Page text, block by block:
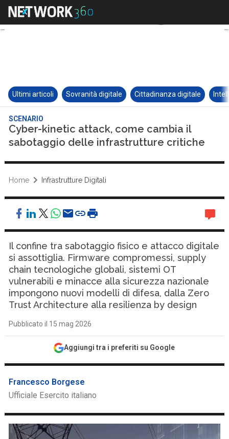
Ultimi articoli Sovranità digitale Cittadinanza digitale
SCENARIO
Cyber-kinetic attack, come cambia il
sabotaggio delle infrastrutture critiche
Home Infrastrutture Digitali
Il confine tra sabotaggio fisico e attacco digitale
si assottiglia. Firmware compromessi, supply
chain tecnologiche globali, sistemi OT
vulnerabili e minacce alla sicurezza nazionale
impongono nuovi modelli di difesa, dalla Zero
Trust Architecture alla resilienza by design
Pubblicato il 15 mag 2026
Aggiungi tra i preferiti su Google
Francesco Borgese
Ufficiale Esercito italiano